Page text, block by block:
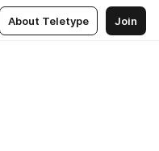
About Teletype Join